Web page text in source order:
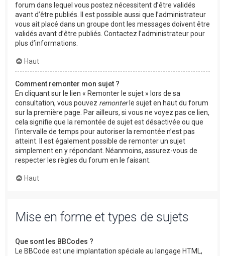
forum dans lequel vous postez nécessitent d’être validés
avant d’être publiés. Il est possible aussi que l’administrateur
vous ait placé dans un groupe dont les messages doivent être
validés avant d’être publiés. Contactez l’administrateur pour
plus d’informations.
Haut
Comment remonter mon sujet ?
En cliquant sur le lien « Remonter le sujet » lors de sa
consultation, vous pouvez remonterle sujet en haut du forum
sur la première page. Par ailleurs, si vous ne voyez pas ce lien,
cela signifie que la remontée de sujet est désactivée ou que
l’intervalle de temps pour autoriser la remontée n’est pas
atteint. Il est également possible de remonter un sujet
simplement en y répondant. Néanmoins, assurez-vous de
respecter les règles du forum en le faisant.
Haut
Mise en forme et types de sujets
Que sont les BBCodes ?
Le BBCode est une implantation spéciale au langage HTML,